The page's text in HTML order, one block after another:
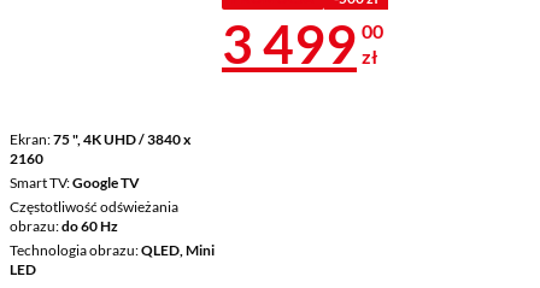
Ekran 75 ", 4K UHD / 3840 x
2160
Smart TV Google TV
Częstotliwość odświeżania
obrazu do 60 Hz
Technologia obrazu QLED, Mini
LED
Cena 3 499 zł
3 499 00
zł